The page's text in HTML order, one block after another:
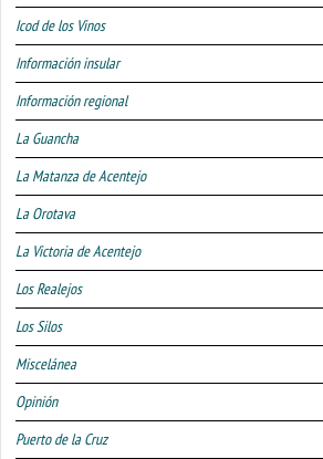
Icod de los Vinos
Información insular
Información regional
La Guancha
La Matanza de Acentejo
La Orotava
La Victoria de Acentejo
Los Realejos
Los Silos
Miscelánea
Opinión
Puerto de la Cruz